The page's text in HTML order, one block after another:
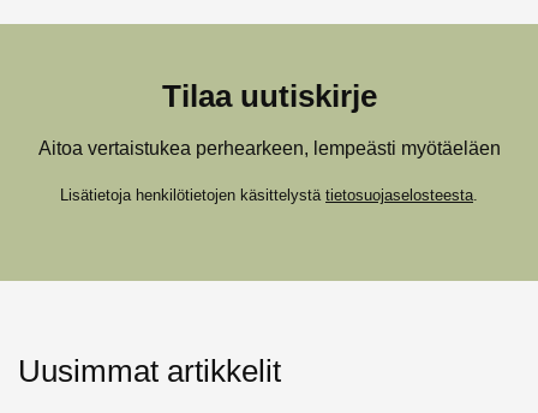
Tilaa uutiskirje
Aitoa vertaistukea perhearkeen, lempeästi myötäeläen
Lisätietoja henkilötietojen käsittelystä tietosuojaselosteesta.
Uusimmat artikkelit